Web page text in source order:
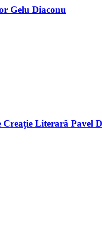
Gelu Diaconu
Literară Pavel